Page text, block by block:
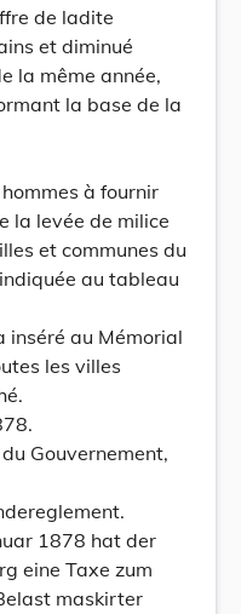
de ladite
et diminué
la même année,
la base de la
à fournir
la levée de milice
et communes du
au tableau
inséré au Mémorial
les villes
Gouvernement,
1878 hat der
eine Taxe zum
maskirter